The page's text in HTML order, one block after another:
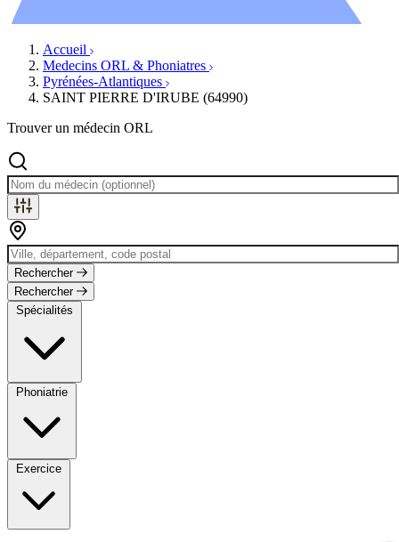
Accueil
Medecins ORL & Phoniatres
Pyrénées-Atlantiques
SAINT PIERRE D'IRUBE (64990)
Trouver un médecin ORL
Rechercher
Rechercher
Spécialités
Phoniatrie
Exercice